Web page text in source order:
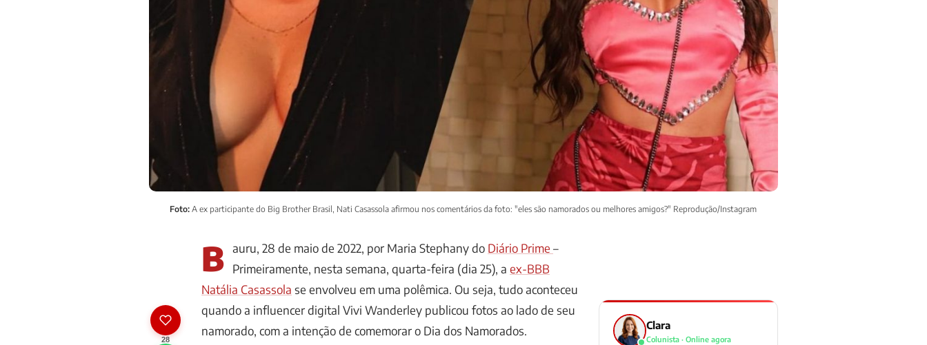
Foto: A ex participante do Big Brother Brasil, Nati Casassola afirmou nos comentários da foto: "eles são namorados ou melhores amigos?" Reprodução/Instagram
28
B auru, 28 de maio de 2022, por Maria Stephany do Diário Prime –
Primeiramente, nesta semana, quarta-feira (dia 25), a ex-BBB
Natália Casassola se envolveu em uma polêmica. Ou seja, tudo aconteceu
quando a influencer digital Vivi Wanderley publicou fotos ao lado de seu
namorado, com a intenção de comemorar o Dia dos Namorados.
Clara
Colunista · Online agora